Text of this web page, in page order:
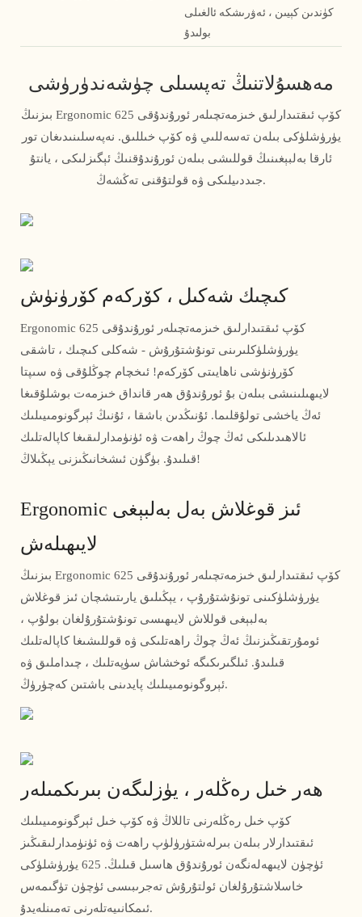
كۈندىن كېيىن ، ئەۋرىشكە ئالغىلى
بولىدۇ
مەھسۇلاتنىڭ تەپسىلى چۈشەندۈرۈشى
بىزنىڭ Ergonomic كۆپ ئىقتىدارلىق خىزمەتچىلەر ئورۇندۇقى 625
يۈرۈشلۈكى بىلەن تەسەللىي ۋە كۆپ خىللىق. نەپەسلىنىدىغان تور
ئارقا بەلبېغىنىڭ قوللىشى بىلەن ئورۇندۇقنىڭ ئېگىزلىكى ، يانتۇ
جىددىيلىكى ۋە قولتۇقنى تەڭشەڭ.
كىچىك شەكىل ، كۆركەم كۆرۈنۈش
Ergonomic كۆپ ئىقتىدارلىق خىزمەتچىلەر ئورۇندۇقى 625
يۈرۈشلۈكلىرىنى تونۇشتۇرۇش - شەكلى كىچىك ، تاشقى
كۆرۈنۈشى ناھايىتى كۆركەم! ئىخچام چوڭلۇقى ۋە سىپتا
لايىھىلىنىشى بىلەن بۇ ئورۇندۇق ھەر قانداق خىزمەت بوشلۇقىغا
ئەڭ ياخشى تولۇقلىما. ئۇنىڭدىن باشقا ، ئۇنىڭ ئېرگونومىيىلىك
ئالاھىدىلىكى ئەڭ چوڭ راھەت ۋە ئۈنۈمدارلىقىغا كاپالەتلىك
قىلىدۇ. بۈگۈن ئىشخانىڭىزنى يېڭىلاڭ!
Ergonomic ئىز قوغلاش بەل بەلبېغى
لايىھىلەش
بىزنىڭ Ergonomic كۆپ ئىقتىدارلىق خىزمەتچىلەر ئورۇندۇقى 625
يۈرۈشلۈكىنى تونۇشتۇرۇپ ، يېڭىلىق يارىتىشچان ئىز قوغلاش
بەلبېغى قوللاش لايىھىسى تونۇشتۇرۇلغان بولۇپ ،
ئومۇرتقىڭىزنىڭ ئەڭ چوڭ راھەتلىكى ۋە قوللىشىغا كاپالەتلىك
قىلىدۇ. ئىلگىرىكىگە ئوخشاش سۈپەتلىك ، چىداملىق ۋە
ئېروگونومىيىلىك پايدىنى باشتىن كەچۈرۈڭ.
ھەر خىل رەڭلەر ، يۈزلىگەن بىرىكمىلەر
كۆپ خىل رەڭلەرنى تاللاڭ ۋە كۆپ خىل ئېرگونومىيىلىك
ئىقتىدارلار بىلەن بىرلەشتۈرۈلۈپ راھەت ۋە ئۈنۈمدارلىقىڭىز
ئۈچۈن لايىھەلەنگەن ئورۇندۇق ھاسىل قىلىڭ. 625 يۈرۈشلۈكى
خاسلاشتۇرۇلغان ئولتۇرۇش تەجرىبىسى ئۈچۈن تۈگىمەس
ئىمكانىيەتلەرنى تەمىنلەيدۇ.